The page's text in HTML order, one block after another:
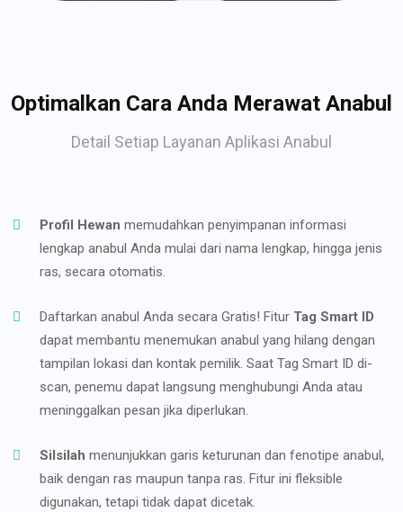
Optimalkan Cara Anda Merawat Anabul
Detail Setiap Layanan Aplikasi Anabul
Profil Hewan memudahkan penyimpanan informasi
lengkap anabul Anda mulai dari nama lengkap, hingga jenis
ras, secara otomatis.
Daftarkan anabul Anda secara Gratis! Fitur Tag Smart ID
dapat membantu menemukan anabul yang hilang dengan
tampilan lokasi dan kontak pemilik. Saat Tag Smart ID di-
scan, penemu dapat langsung menghubungi Anda atau
meninggalkan pesan jika diperlukan.
Silsilah menunjukkan garis keturunan dan fenotipe anabul,
baik dengan ras maupun tanpa ras. Fitur ini fleksible
digunakan, tetapi tidak dapat dicetak.